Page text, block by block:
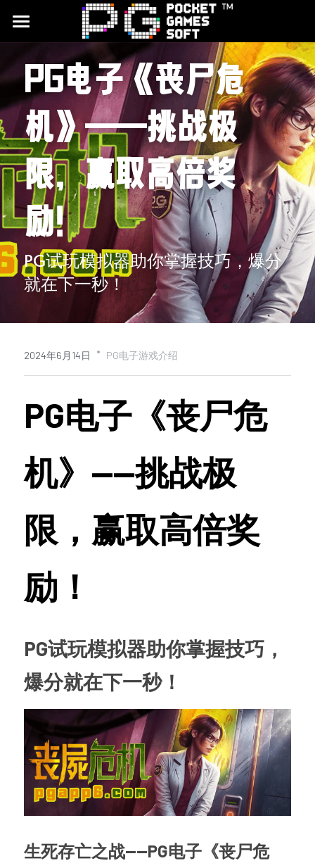
首頁
游戏试玩
合作平台
最新文章
品牌介绍
CQ9电子试玩
JDB电子试玩
搜索
查看平台活动
PG电子《丧尸危
机》——挑战极
限，赢取高倍奖
励！
PG试玩模拟器助你掌握技巧，爆分
就在下一秒！
2024年6月14日 · PG电子游戏介绍
PG电子《丧尸危
机》——挑战极
限，赢取高倍奖
励！
PG试玩模拟器助你掌握技巧，
爆分就在下一秒！
生死存亡之战——PG电子《丧尸危